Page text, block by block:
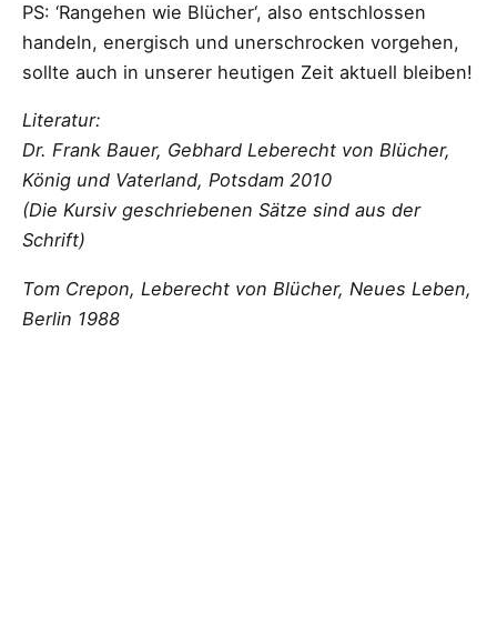
PS: ‘Rangehen wie Blücher‘, also entschlossen
handeln, energisch und unerschrocken vorgehen,
sollte auch in unserer heutigen Zeit aktuell bleiben!
Literatur:
Dr. Frank Bauer, Gebhard Leberecht von Blücher,
König und Vaterland, Potsdam 2010
(Die Kursiv geschriebenen Sätze sind aus der
Schrift)
Tom Crepon, Leberecht von Blücher, Neues Leben,
Berlin 1988